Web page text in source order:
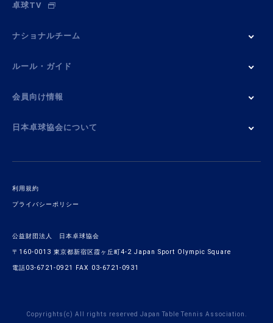
卓球TV
ナショナルチーム
ルール・ガイド
会員向け情報
日本卓球協会について
利用規約
プライバシーポリシー
公益財団法人 日本卓球協会
〒160-0013 東京都新宿区霞ヶ丘町4-2 Japan Sport Olympic Square
電話03-6721-0921 FAX 03-6721-0931
Copyrights(c) All rights reserved Japan Table Tennis Association.